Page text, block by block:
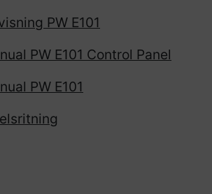
PW E101
PW E101 Control Panel
PW E101